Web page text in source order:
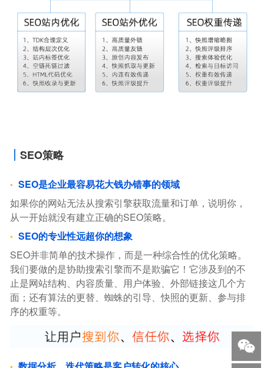
SEO策略
SEO是企业最容易花大钱办错事的领域
如果你的网站无法从搜索引擎获取流量和订单，说明你，
从一开始就没有建立正确的SEO策略。
SEO的专业性远超你的想象
SEO并非简单的技术操作，而是一种综合性的优化策略。
我们要做的是协助搜索引擎而不是欺骗它！它涉及到的不
止是网站结构、内容质量、用户体验、外部链接这几个方
面；还有算法的更替、蜘蛛的引导、快照的更新、参与排
序的权重等。